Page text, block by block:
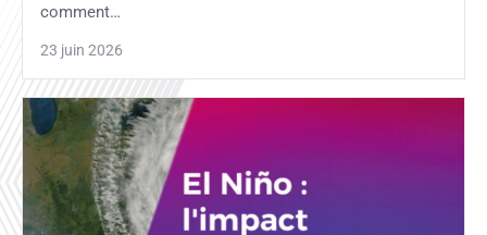
comment…
23 juin 2026